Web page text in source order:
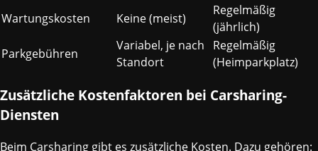
Wartungskosten
Keine (meist)
Regelmäßig
(jährlich)
Parkgebühren
Variabel, je nach
Standort
Regelmäßig
(Heimparkplatz)
Zusätzliche Kostenfaktoren bei Carsharing-
Diensten
Beim Carsharing gibt es zusätzliche Kosten. Dazu gehören: